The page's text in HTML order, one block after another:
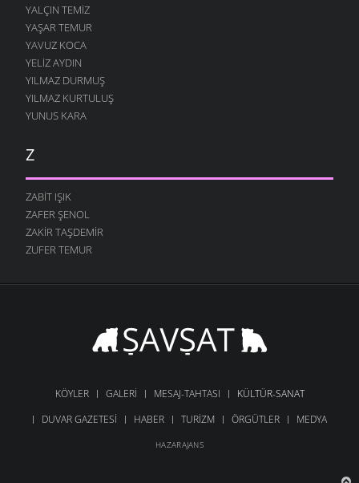
YALÇIN TEMIZ
YAŞAR TEMUR
YAVUZ KOCA
YELIZ AYDIN
YILMAZ DURMUŞ
YILMAZ KURTULUŞ
YUNUS KARA
Z
ZABIT IŞIK
ZAFER ŞENOL
ZAKIR TAŞDEMIR
ZUFER TEMUR
KÖYLER GALERI MESAJ-TAHTASI
KÜLTÜR-SANAT
DUVAR GAZETESI
HABER TURIZM ÖRGÜTLER MEDYA
HAZARAJANS